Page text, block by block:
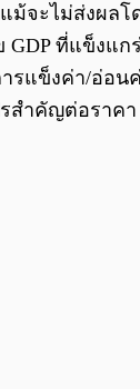
ม้จะไม่ส่งผลโ
GDP ที่แข็งแก
รแข็งค่า/อ่อน
สำคัญต่อราคา